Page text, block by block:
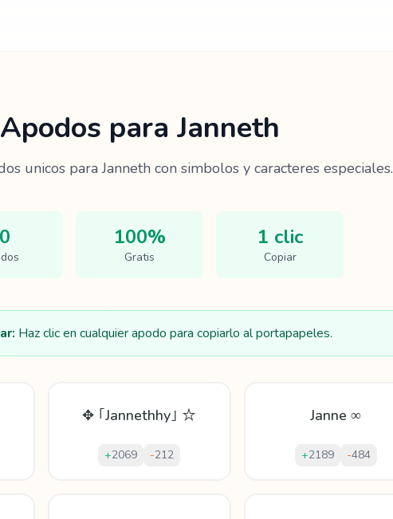
Apodos para Janneth
unicos paraJanneth con simbolos y caracteres especiales.
100%
Gratis
1 clic
Copiar
Haz clic en cualquier apodo para copiarlo al portapapeles.
✥ ｢Jannethhy｣ ☆
+2069 -212
Janne ∞
+2189 -484